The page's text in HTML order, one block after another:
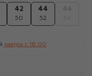
42
50
44
52
завтра c 18:00